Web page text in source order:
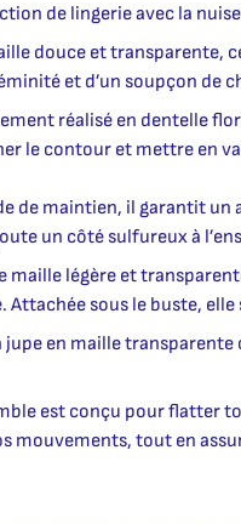
de lingerie avec la
douce et transparente,
et d’un soupçon de
réalisé en dentelle
le contour et mettre
de maintien, il garantit
un côté sulfureux à
maille légère et
sous le buste,
jupe en maille
est conçu pour
mouvements, tout en